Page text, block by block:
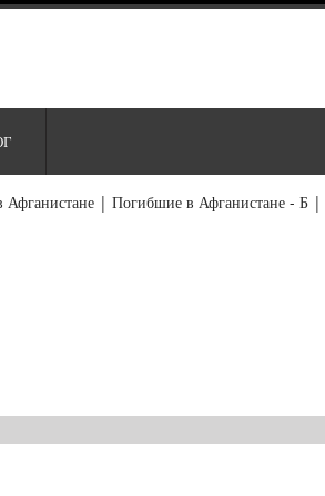
| Погибшие в Афганистане - Б |